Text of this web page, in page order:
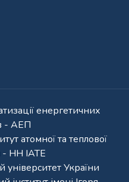
енергетичних
- АЕП
атомної та теплової
- НН ІАТЕ
університет України